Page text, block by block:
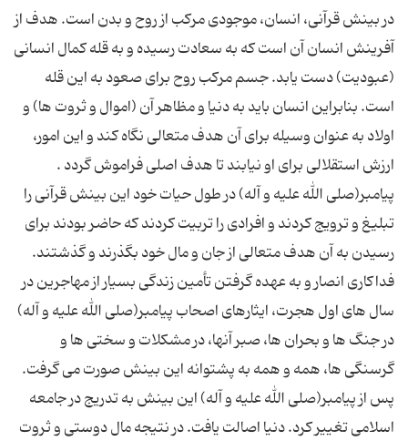
در بینش قرآنی، انسان، موجودی مرکب از روح و بدن است. هدف از
آفرینش انسان آن است که به سعادت رسیده و به قله کمال انسانی
(عبودیت) دست یابد. جسم مرکب روح برای صعود به این قله
است. بنابراین انسان باید به دنیا و مظاهر آن (اموال و ثروت ها) و
اولاد به عنوان وسیله برای آن هدف متعالی نگاه کند و این امور،
پیامبر(صلی الله علیه و آله) در طول حیات خود این بینش قرآنی را
تبلیغ و ترویج کردند و افرادی را تربیت کردند که حاضر بودند برای
رسیدن به آن هدف متعالی از جان و مال خود بگذرند و گذشتند.
فداکاری انصار و به عهده گرفتن تأمین زندگی بسیار از مهاجرین در
سال های اول هجرت، ایثارهای اصحاب پیامبر(صلی الله علیه و آله)
در جنگ ها و بحران ها، صبر آنها، در مشکلات و سختی ها و
گرسنگی ها، همه و همه به پشتوانه این بینش صورت می گرفت.
پس از پیامبر(صلی الله علیه و آله) این بینش به تدریج در جامعه
اسلامی تغییر کرد. دنیا اصالت یافت. در نتیجه مال دوستی و ثروت